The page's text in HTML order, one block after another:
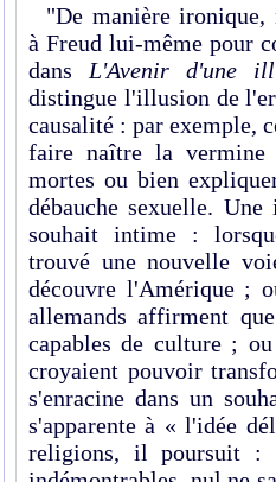
"De manière ironique,
à Freud lui-même pour
dans L'Avenir d'une
distingue l'illusion de
causalité : par exemple,
faire naître la vermine
mortes ou bien
débauche sexuelle.
souhait intime :
trouvé une nouvelle
découvre l'Amérique ;
allemands affirment
capables de culture ;
croyaient pouvoir
s'enracine dans un
s'apparente à « l'idée
religions, il poursuit :